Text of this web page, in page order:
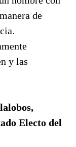
de
y las
Electo del